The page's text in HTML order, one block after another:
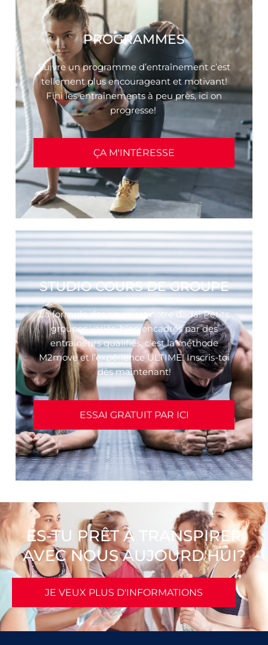
PROGRAMMES
Suivre un programme d’entraînement c’est
tellement plus encourageant et motivant!
Fini les entraînements à peu près, ici on
progresse!
ÇA M'INTÉRESSE
STUDIO COURS DE GROUPE
La formule des cours est notre dada! Petits
groupes variés, bien encadrés par des
entraîneurs qualifiés, c’est la méthode
M2move et l’expérience ULTIME! Inscris-toi
dès maintenant!
ESSAI GRATUIT PAR ICI
ES-TU PRÊT À TRANSPIRER
AVEC NOUS AUJOURD'HUI?
JE VEUX PLUS D'INFORMATIONS